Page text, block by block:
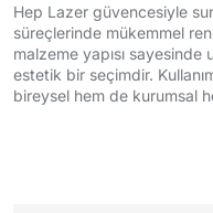
Hep Lazer güvencesiyle
süreçlerinde mükemmel
malzeme yapısı sayesinde
estetik bir seçimdir.
bireysel hem de kurumsal